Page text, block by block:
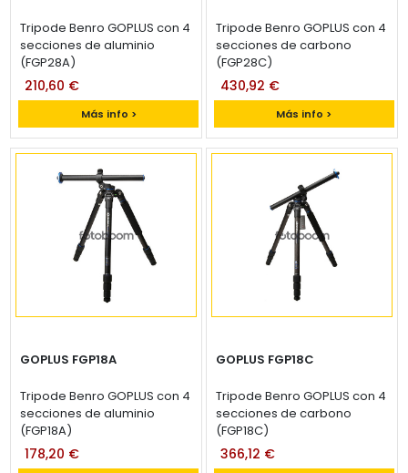
Tripode Benro GOPLUS con 4
secciones de aluminio
(FGP28A)
Más info >
210,60 €
Tripode Benro GOPLUS con 4
secciones de carbono
(FGP28C)
Más info >
430,92 €
GOPLUS FGP18A
Tripode Benro GOPLUS con 4
secciones de aluminio
(FGP18A)
178,20 €
GOPLUS FGP18C
Tripode Benro GOPLUS con 4
secciones de carbono
(FGP18C)
366,12 €